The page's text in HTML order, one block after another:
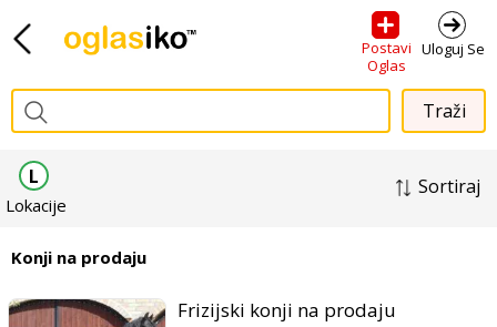
Postavi
Oglas
Uloguj Se
Sortiraj
L
Lokacije
Konji na prodaju
Frizijski konji na prodaju